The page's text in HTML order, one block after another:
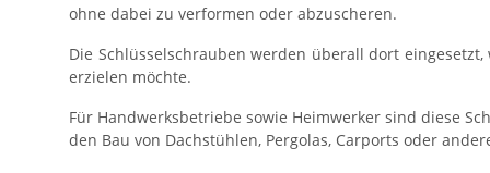
ohne dabei zu verformen oder abzuscheren.
Die Schlüsselschrauben werden überall dort
erzielen möchte.
Für Handwerksbetriebe sowie Heimwerker sind diese
den Bau von Dachstühlen, Pergolas, Carports oder